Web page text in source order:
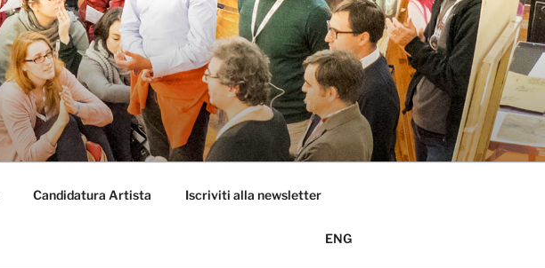
Candidatura Artista Iscriviti alla newsletter
ENG